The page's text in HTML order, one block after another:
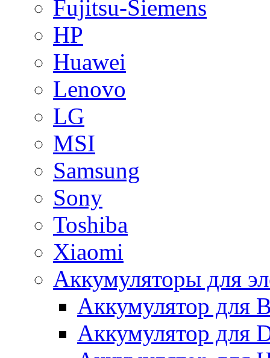
Fujitsu-Siemens
HP
Huawei
Lenovo
LG
MSI
Samsung
Sony
Toshiba
Xiaomi
Аккумуляторы для
Аккумулятор для
Аккумулятор для